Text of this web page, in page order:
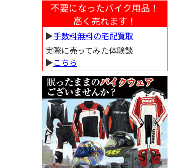
不要になったバイク用品！
高く売れます！
▶︎手数料無料の宅配買取
実際に売ってみた体験談
▶︎こちら